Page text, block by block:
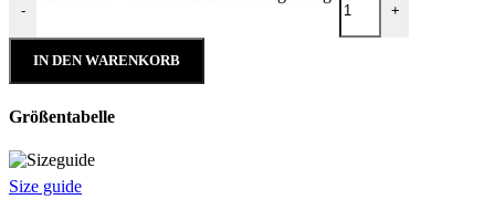
- +
IN DEN WARENKORB
Größentabelle
Size guide